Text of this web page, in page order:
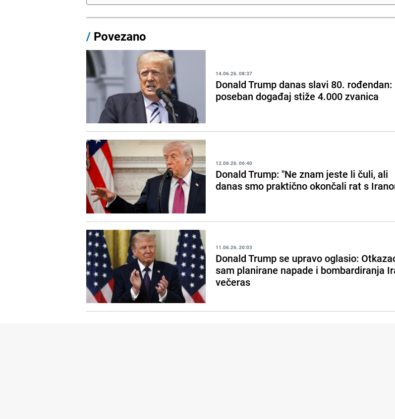
/ Povezano
14.06.26. 08:37
Donald Trump danas slavi 80. rođendan:
poseban događaj stiže 4.000 zvanica
12.06.26. 06:40
Donald Trump: "Ne znam jeste li čuli, ali
danas smo praktično okončali rat s
11.06.26. 20:03
Donald Trump se upravo oglasio:
sam planirane napade i bombardiranja
večeras